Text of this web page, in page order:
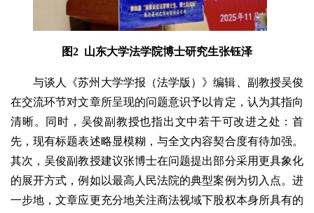
图2 山东大学法学院博士研究生张钰泽
与谈人《苏州大学学报（法学版）》编辑、副教授吴俊
在交流环节对文章所呈现的问题意识予以肯定，认为其指向
清晰。同时，吴俊副教授也指出文中若干可改进之处：首
先，现有标题表述略显模糊，与全文内容契合度有待加强。
其次，吴俊副教授建议张博士在问题提出部分采用更具象化
的展开方式，例如以最高人民法院的典型案例为切入点。进
一步地，文章应更充分地关注商法视域下股权本身所具有的